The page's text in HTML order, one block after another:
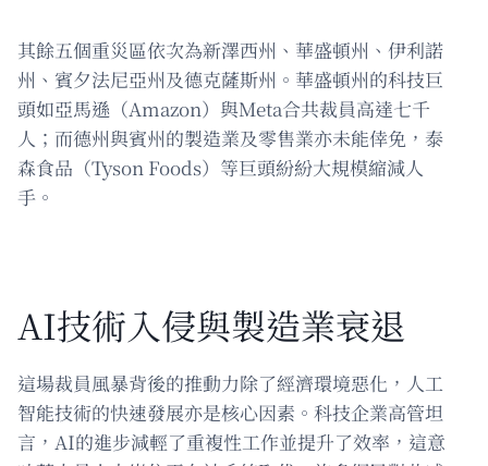
其餘五個重災區依次為新澤西州、華盛頓州、伊利諾
州、賓夕法尼亞州及德克薩斯州。華盛頓州的科技巨
頭如亞馬遜（Amazon）與Meta合共裁員高達七千
人；而德州與賓州的製造業及零售業亦未能倖免，泰
森食品（Tyson Foods）等巨頭紛紛大規模縮減人
手。
AI技術入侵與製造業衰退
這場裁員風暴背後的推動力除了經濟環境惡化，人工
智能技術的快速發展亦是核心因素。科技企業高管坦
言，AI的進步減輕了重複性工作並提升了效率，這意